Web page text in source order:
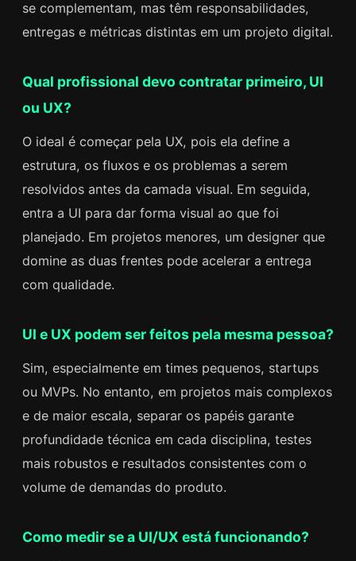
se complementam, mas têm responsabilidades,
entregas e métricas distintas em um projeto digital.
Qual profissional devo contratar primeiro, UI
ou UX?
O ideal é começar pela UX, pois ela define a
estrutura, os fluxos e os problemas a serem
resolvidos antes da camada visual. Em seguida,
entra a UI para dar forma visual ao que foi
planejado. Em projetos menores, um designer que
domine as duas frentes pode acelerar a entrega
com qualidade.
UI e UX podem ser feitos pela mesma pessoa?
Sim, especialmente em times pequenos, startups
ou MVPs. No entanto, em projetos mais complexos
e de maior escala, separar os papéis garante
profundidade técnica em cada disciplina, testes
mais robustos e resultados consistentes com o
volume de demandas do produto.
Como medir se a UI/UX está funcionando?